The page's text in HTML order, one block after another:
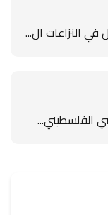
النزاعات ال...
الفلسطيني...